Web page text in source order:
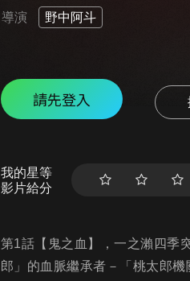
導演 野中阿斗
請先登入
我的星等
影片給分
第1話【鬼之血】，一之瀨四季
郎」的血脈繼承者－「桃太郎